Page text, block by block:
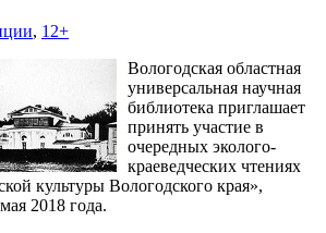
, 12+
Вологодская областная
универсальная научная
библиотека приглашает
принять участие в
очередных эколого-
краеведческих чтениях
культуры Вологодского края»,
2018 года.